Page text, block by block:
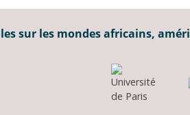
sur les mondes africains,